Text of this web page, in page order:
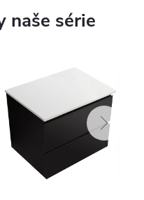
naše série